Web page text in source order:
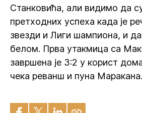
Станковића, али видимо да
претходних успеха када је
звезди и Лиги шампиона, и
белом. Прва утакмица са
завршена је 3:2 у корист
чека реванш и пуна Маракана.